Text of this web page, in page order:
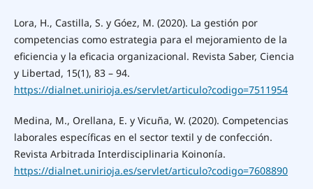
Lora, H., Castilla, S. y Góez, M. (2020). La gestión por
competencias como estrategia para el mejoramiento de la
eficiencia y la eficacia organizacional. Revista Saber, Ciencia
y Libertad, 15(1), 83 – 94.
https://dialnet.unirioja.es/servlet/articulo?codigo=7511954
Medina, M., Orellana, E. y Vicuña, W. (2020). Competencias
laborales específicas en el sector textil y de confección.
Revista Arbitrada Interdisciplinaria Koinonía.
https://dialnet.unirioja.es/servlet/articulo?codigo=7608890